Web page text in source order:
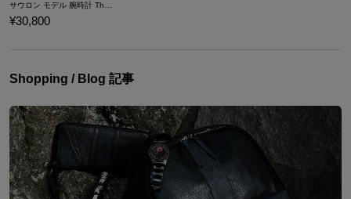
¥30,800
Shopping / Blog 記事